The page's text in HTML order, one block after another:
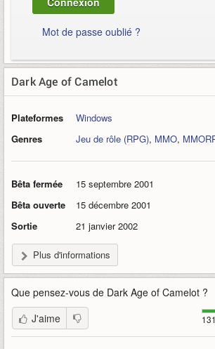
Mot de passe oublié ?
Dark Age of Camelot
Plateformes
Windows
Genres
Jeu de rôle (RPG), MMO,
Bêta fermée
15 septembre 2001
Bêta ouverte
15 décembre 2001
Sortie
21 janvier 2002
Plus d'informations
Que pensez-vous de Dark Age of Camelot ?
J'aime